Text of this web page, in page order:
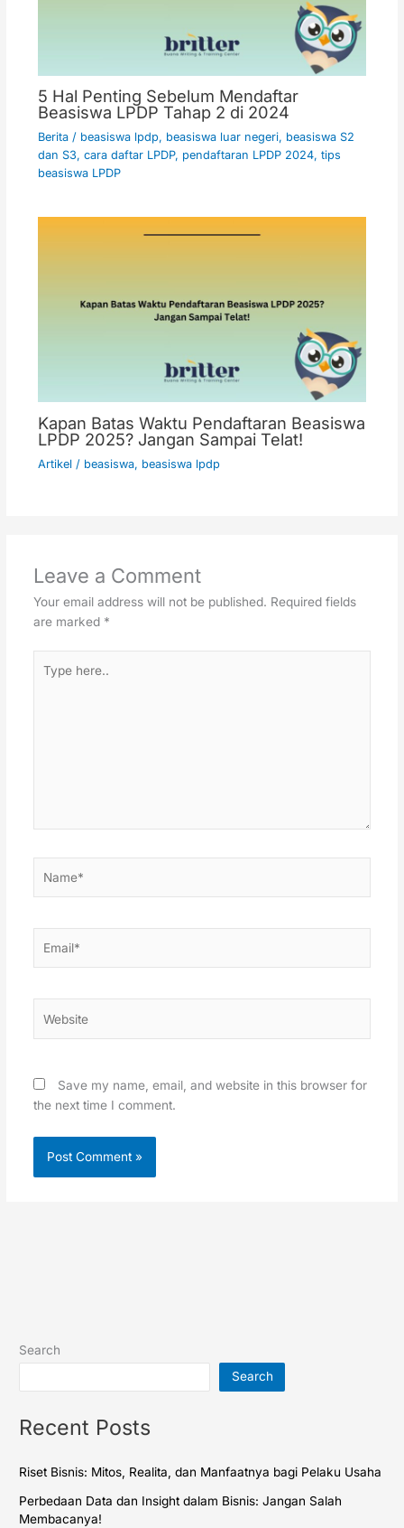
5 Hal Penting Sebelum Mendaftar
Beasiswa LPDP Tahap 2 di 2024
Berita/ beasiswa lpdp, beasiswa luar negeri, beasiswa S2
dan S3, cara daftar LPDP, pendaftaran LPDP 2024, tips
beasiswa LPDP
Kapan Batas Waktu Pendaftaran Beasiswa
LPDP 2025? Jangan Sampai Telat!
Artikel / beasiswa, beasiswa lpdp
Leave a Comment
Your email address will not be published. Required fields
are marked *
here..
Save my name, email, and website in this browser for
the next time I comment.
Search
Search
Recent Posts
Riset Bisnis: Mitos, Realita, dan Manfaatnya bagi Pelaku Usaha
Perbedaan Data dan Insight dalam Bisnis: Jangan Salah
Membacanya!